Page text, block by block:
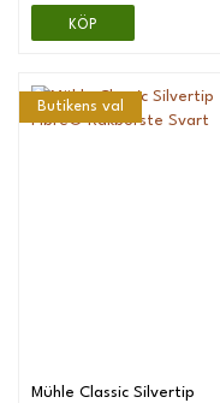
KÖP
Butikens val
Mühle Classic Silvertip